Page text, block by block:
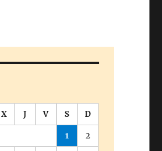
X J V S D
1 2